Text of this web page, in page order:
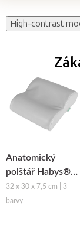
High-contrast
Anatomický
polštář Habys®
Satin Comfort
32 x 30 x 7,5 cm | 3
barvy